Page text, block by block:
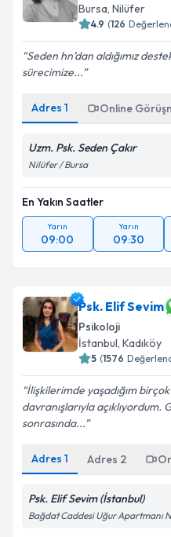
Bursa, Nilüfer
4.9 (126
Seden hn’dan aldığımız
sürecimize...
Adres 1 Online
Uzm. Psk. Seden Çakır
Nilüfer / Bursa
En Yakın Saatler
Yarın
09:00
Yarın
09:30
Psk. Elif Sevim
Psikoloji
İstanbul, Kadıköy
5 (1576
İlişkilerimde yaşadığım
davranışlarıyla açıklıyordum.
sonrasında...
Adres 1 Adres 2
Psk. Elif Sevim (İstanbul)
Bağdat Caddesi Uğur Apartmanı